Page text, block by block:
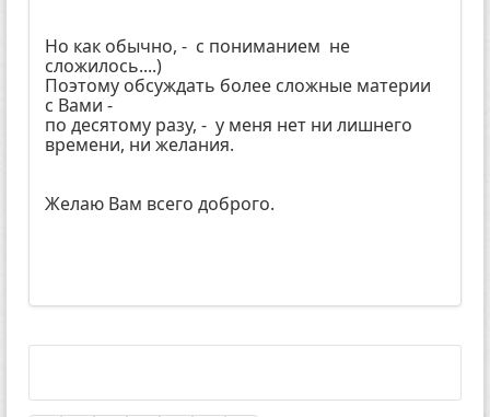
Но как обычно, - с пониманием не
сложилось....)
Поэтому обсуждать более сложные материи
с Вами -
по десятому разу, - у меня нет ни лишнего
времени, ни желания.
Желаю Вам всего доброго.